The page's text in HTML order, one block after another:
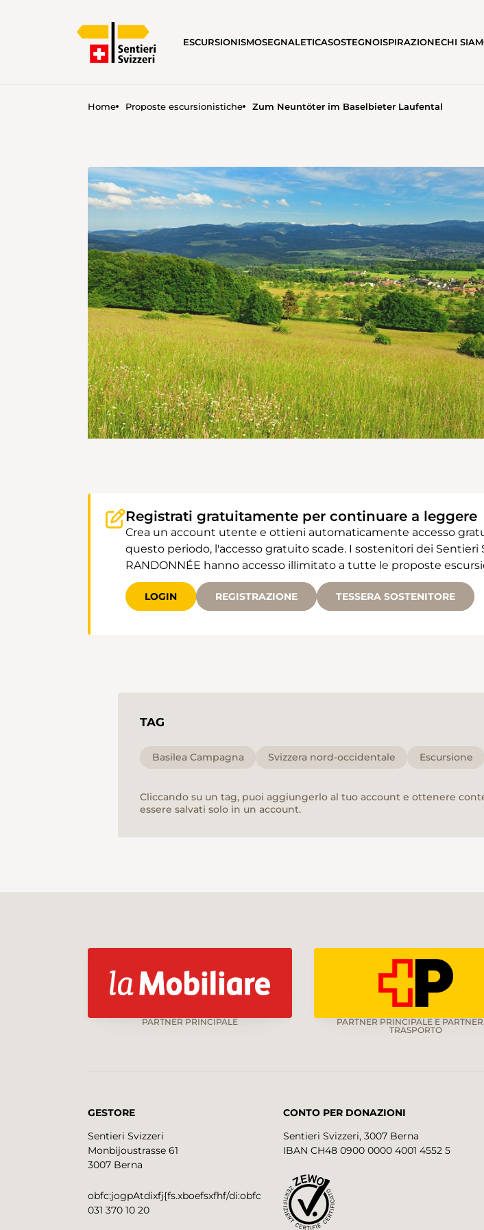
ESCURSIONISMOSEGNALETICASOSTEGNOISPIRAZIONECHI
Home Proposte escursionistiche Zum Neuntöter im Baselbieter Laufental
Registrati gratuitamente per continuare a leggere
Crea un account utente e ottieni automaticamente accesso
questo periodo, l'accesso gratuito scade. I sostenitori dei Sentieri
RANDONNÉE hanno accesso illimitato a tutte le proposte
LOGIN REGISTRAZIONE TESSERA SOSTENITORE
TAG
Basilea Campagna Svizzera nord-occidentale Escursione
Cliccando su un tag, puoi aggiungerlo al tuo account e ottenere
essere salvati solo in un account.
PARTNER PRINCIPALE
PARTNER PRINCIPALE E
TRASPORTO
GESTORE
Sentieri Svizzeri
Monbijoustrasse 61
3007 Berna
obfc:jogpAtdixfj{fs.xboefsxfhf/di:obfc
031 370 10 20
CONTO PER DONAZIONI
Sentieri Svizzeri, 3007 Berna
IBAN CH48 0900 0000 4001 4552 5